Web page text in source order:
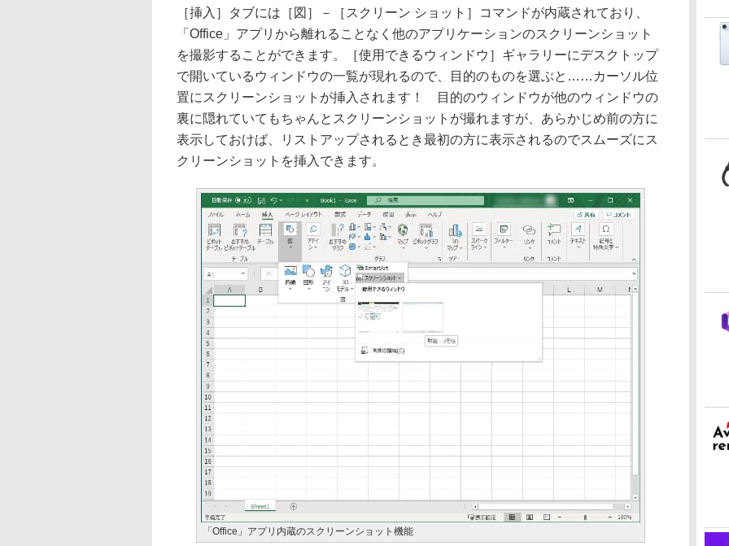
［挿入］タブには［図］－［スクリーン ショット］コマンドが内蔵されており、
「Office」アプリから離れることなく他のアプリケーションのスクリーンショット
を撮影することができます。［使用できるウィンドウ］ギャラリーにデスクトップ
で開いているウィンドウの一覧が現れるので、目的のものを選ぶと……カーソル位
置にスクリーンショットが挿入されます！ 目的のウィンドウが他のウィンドウの
裏に隠れていてもちゃんとスクリーンショットが撮れますが、あらかじめ前の方に
表示しておけば、リストアップされるとき最初の方に表示されるのでスムーズにス
クリーンショットを挿入できます。
「Office」アプリ内蔵のスクリーンショット機能